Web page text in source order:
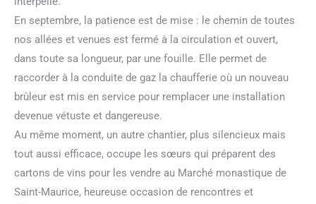
En septembre, la patience est de mise : le chemin de toutes
nos allées et venues est fermé à la circulation et ouvert,
dans toute sa longueur, par une fouille. Elle permet de
raccorder à la conduite de gaz la chaufferie où un nouveau
brûleur est mis en service pour remplacer une installation
devenue vétuste et dangereuse.
Au même moment, un autre chantier, plus silencieux mais
tout aussi efficace, occupe les sœurs qui préparent des
cartons de vins pour les vendre au Marché monastique de
Saint-Maurice, heureuse occasion de rencontres et